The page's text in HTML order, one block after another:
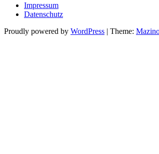
Impressum
Datenschutz
Proudly powered by WordPress | Theme: